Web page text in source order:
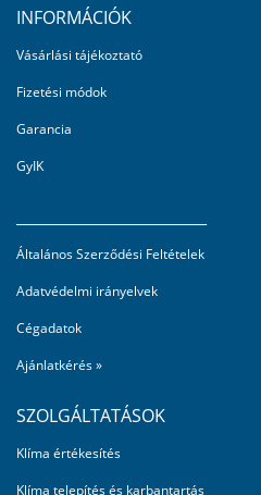
INFORMÁCIÓK
Vásárlási tájékoztató
Fizetési módok
Garancia
GyIK
Általános Szerződési Feltételek
Adatvédelmi irányelvek
Cégadatok
Ajánlatkérés »
SZOLGÁLTATÁSOK
Klíma értékesítés
Klíma telepítés és karbantartás